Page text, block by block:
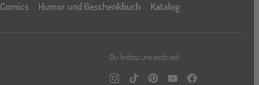
Comics Humor und Geschenkbuch Katalog
Du findest uns auch auf
Instagram
TikTokPinterestYouTubeFacebook